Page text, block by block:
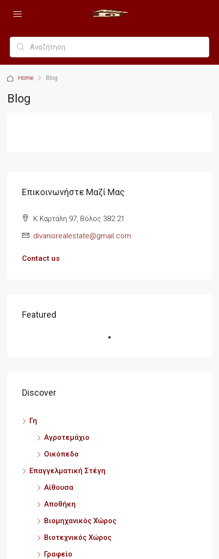
Home Blog
Blog
Επικοινωνήστε Μαζί Μας
Κ.Καρτάλη 97, Βόλος 382 21
divanisrealestate@gmail.com
Contact us
Featured
Discover
Γη
Αγροτεμάχιο
Οικόπεδο
Επαγγελματική Στέγη
Αίθουσα
Αποθήκη
Βιομηχανικός Χώρος
Βιοτεχνικός Χώρος
Γραφείο